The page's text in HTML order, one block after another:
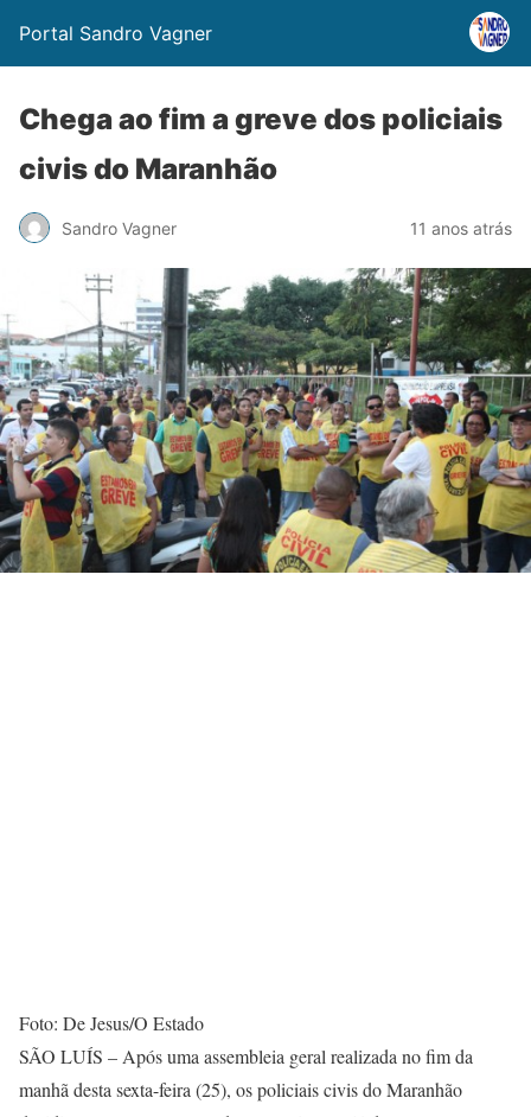
Portal Sandro Vagner
Chega ao fim a greve dos policiais
civis do Maranhão
Sandro Vagner 11 anos atrás
Foto: De Jesus/O Estado
SÃO LUÍS – Após uma assembleia geral realizada no fim da
manhã desta sexta-feira (25), os policiais civis do Maranhão